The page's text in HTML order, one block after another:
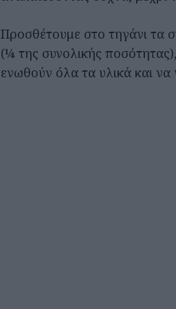
Προσθέτουμε στο τηγάνι τα
(¼ της συνολικής
ενωθούν όλα τα υλικά και να